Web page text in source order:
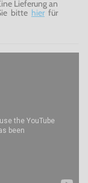
Lieferung an
bitte hierfür